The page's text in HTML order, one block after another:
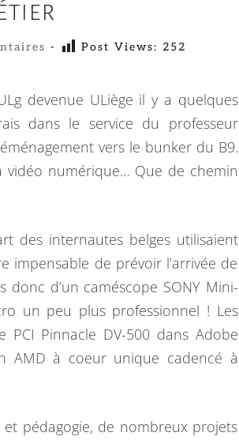
- Post Views: 252
devenue ULiège il y a quelques
dans le service du professeur
vers le bunker du B9.
vidéo numérique… Que de chemin
des internautes belges utilisaient
impensable de prévoir l’arrivée de
donc d’un caméscope SONY Mini-
un peu plus professionnel ! Les
Pinnacle DV-500 dans Adobe
AMD à coeur unique cadencé à
pédagogie, de nombreux projets